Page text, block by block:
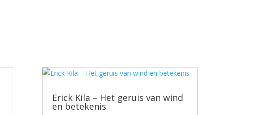
Erick Kila – Het geruis van wind
en betekenis